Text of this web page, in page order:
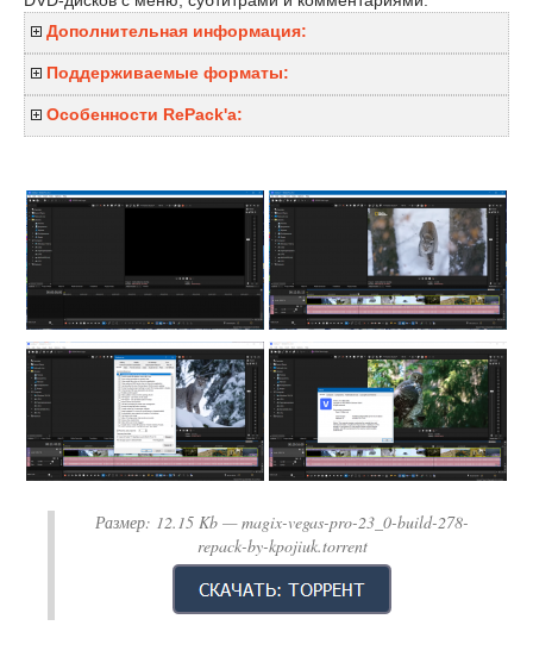
Дополнительная информация:
Поддерживаемые форматы:
Особенности RePack'a:
Размер: 12.15 Kb — magix-vegas-pro-23_0-build-278-
repack-by-kpojiuk.torrent